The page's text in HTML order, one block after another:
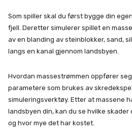
Som spiller skal du først bygge din
fjell. Deretter simulerer spillet en
av en blanding av steinblokker, sand,
langs en kanal gjennom landsbyen.
Hvordan massestrømmen oppfører
parametere som brukes av
simuleringsverktøy. Etter at massene
landsbyen din, kan du se hvilke
og hvor mye det har kostet.